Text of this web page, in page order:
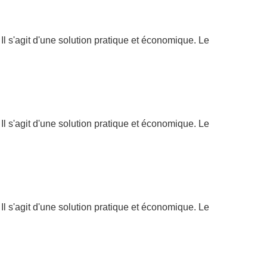
s'agit d'une solution pratique et économique. Le
s'agit d'une solution pratique et économique. Le
s'agit d'une solution pratique et économique. Le